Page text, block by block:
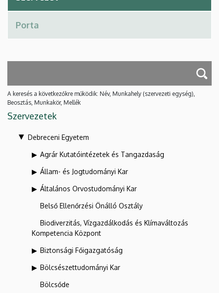
A keresés a következőkre működik: Név, Munkahely (szervezeti egység),
Beosztás, Munkakör, Mellék
Szervezetek
Debreceni Egyetem
Agrár Kutatóintézetek és Tangazdaság
Állam- és Jogtudományi Kar
Általános Orvostudományi Kar
Belső Ellenőrzési Önálló Osztály
Biodiverzitás, Vízgazdálkodás és Klímaváltozás
Kompetencia Központ
Biztonsági Főigazgatóság
Bölcsészettudományi Kar
Bölcsőde